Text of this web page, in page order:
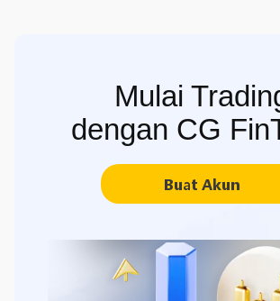
Mulai
dengan CG
Buat Akun